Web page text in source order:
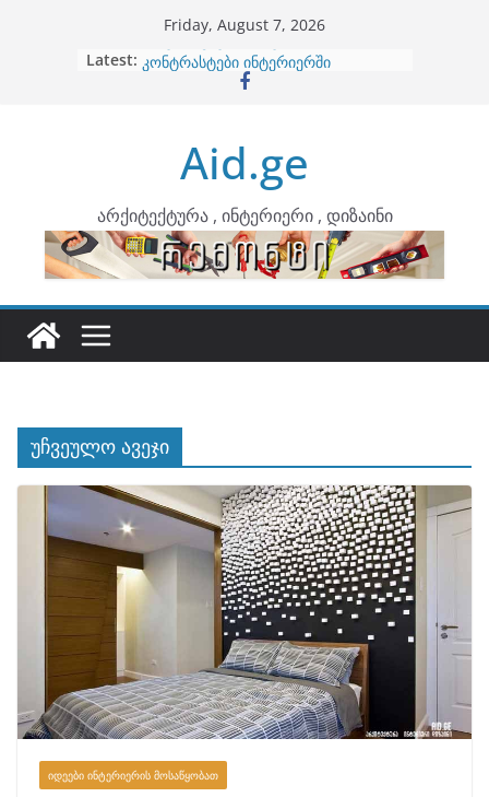
Friday, August 7, 2026
Latest: ბინების გაერთიანება
კონტრასტები ინტერიერში
ინტერიერის დიზიანი
არტემიდი წარმოგიდგენთ
Aid.ge
არქიტექტურა , ინტერიერი , დიზაინი
უჩვეულო ავეჯი
ᲘᲓᲔᲔᲑᲘ ᲘᲜᲢᲔᲠᲘᲔᲠᲘᲡ ᲛᲝᲡᲐᲬᲧᲝᲑᲐᲗ